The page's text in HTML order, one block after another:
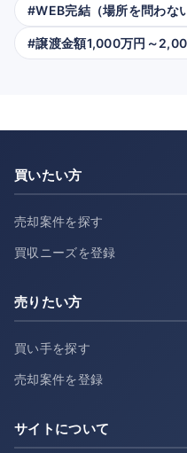
#WEB完結（場所を問わな
#譲渡金額1,000万円～
買いたい方
売却案件を探す
買収ニーズを登録
売りたい方
買い手を探す
売却案件を登録
サイトについて